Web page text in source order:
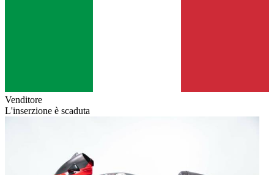
Venditore
L'inserzione è scaduta